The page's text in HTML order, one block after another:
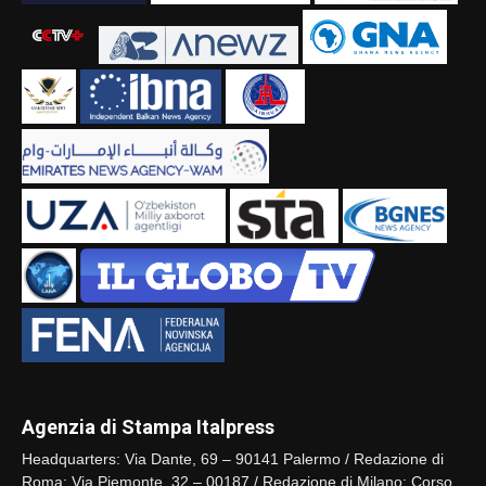
Agenzia di Stampa Italpress
Headquarters: Via Dante, 69 – 90141 Palermo / Redazione di
Roma: Via Piemonte, 32 – 00187 / Redazione di Milano: Corso